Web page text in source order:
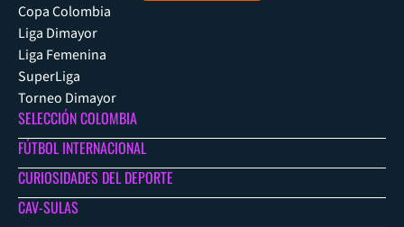
Copa Colombia
Liga Dimayor
Liga Femenina
SuperLiga
Torneo Dimayor
SELECCIÓN COLOMBIA
FÚTBOL INTERNACIONAL
CURIOSIDADES DEL DEPORTE
CAV-SULAS